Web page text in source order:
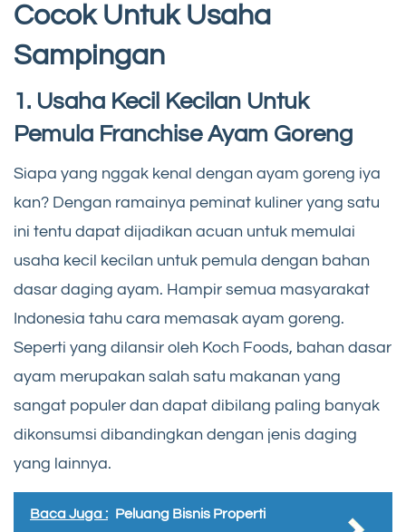
Cocok Untuk Usaha
Sampingan
1. Usaha Kecil Kecilan Untuk
Pemula Franchise Ayam Goreng
Siapa yang nggak kenal dengan ayam goreng iya
kan? Dengan ramainya peminat kuliner yang satu
ini tentu dapat dijadikan acuan untuk memulai
usaha kecil kecilan untuk pemula dengan bahan
dasar daging ayam. Hampir semua masyarakat
Indonesia tahu cara memasak ayam goreng.
Seperti yang dilansir oleh Koch Foods, bahan dasar
ayam merupakan salah satu makanan yang
sangat populer dan dapat dibilang paling banyak
dikonsumsi dibandingkan dengan jenis daging
yang lainnya.
Baca Juga : Peluang Bisnis Properti